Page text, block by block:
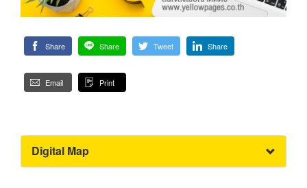
Share Share Tweet Share
Email Print
Digital Map